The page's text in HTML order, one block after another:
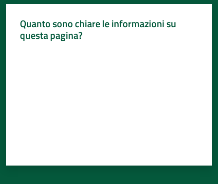
i
cittadini
Menu selezionato
Quanto sono chiare le informazioni su
questa pagina?